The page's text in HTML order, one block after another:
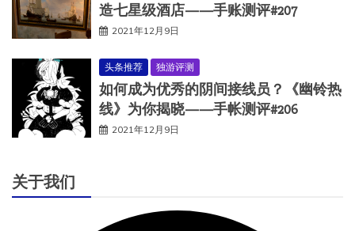
造七星级酒店——手账测评#207
2021年12月9日
头条推荐 独游评测
如何成为优秀的阴间接线员？《幽铃热
线》为你揭晓——手帐测评#206
2021年12月9日
关于我们